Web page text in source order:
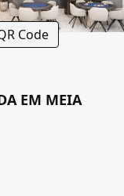
Code
EM MEIA